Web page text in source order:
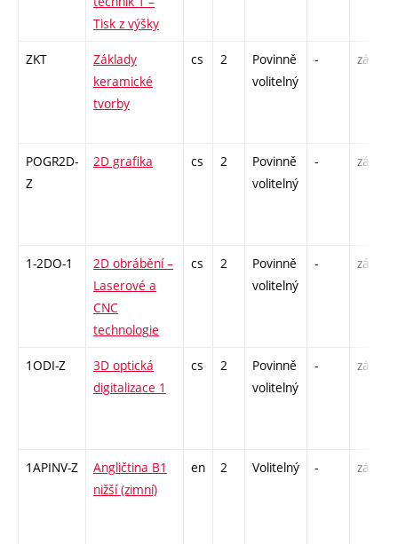
Tisk z výšky
ZKT
Základy
keramické
tvorby
cs 2
Povinně
volitelný
- zá
POGR2D-
Z
2D grafika cs 2
Povinně
volitelný
- zá
1-2DO-1
2D obrábění –
Laserové a
CNC
technologie
cs 2
Povinně
volitelný
- zá
1ODI-Z
3D optická
digitalizace 1
cs 2
Povinně
volitelný
- zá
1APINV-Z
Angličtina B1
nižší (zimní)
en 2 Volitelný - zá